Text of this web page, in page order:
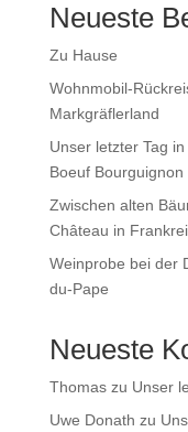
Neueste
Zu Hause
Wohnmobil-
Markgräflerland
Unser letzter Tag
Boeuf Bourguignon
Zwischen alten
Château in
Weinprobe bei der
du-Pape
Neueste
Thomaszu Unser
Uwe Donath zu